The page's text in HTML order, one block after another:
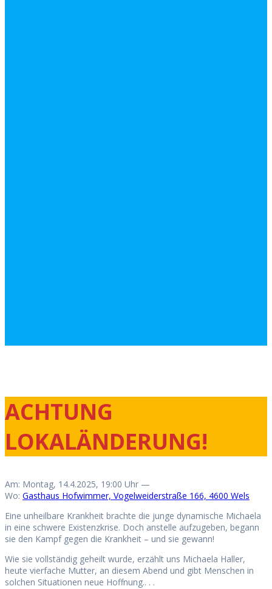
ACHTUNG
LOKALÄNDERUNG!
Am: Montag, 14.4.2025, 19:00 Uhr —
Wo: Gasthaus Hofwimmer, Vogelweiderstraße 166, 4600 Wels
Eine unheilbare Krankheit brachte die junge dynamische Michaela
in eine schwere Existenzkrise. Doch anstelle aufzugeben, begann
sie den Kampf gegen die Krankheit – und sie gewann!
Wie sie vollständig geheilt wurde, erzählt uns Michaela Haller,
heute vierfache Mutter, an diesem Abend und gibt Menschen in
solchen Situationen neue Hoffnung.. . .